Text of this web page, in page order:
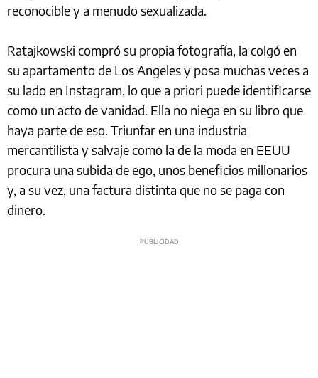
reconocible y a menudo sexualizada.
Ratajkowski compró su propia fotografía, la colgó en
su apartamento de Los Angeles y posa muchas veces a
su lado en Instagram, lo que a priori puede identificarse
como un acto de vanidad. Ella no niega en su libro que
haya parte de eso. Triunfar en una industria
mercantilista y salvaje como la de la moda en EEUU
procura una subida de ego, unos beneficios millonarios
y, a su vez, una factura distinta que no se paga con
dinero.